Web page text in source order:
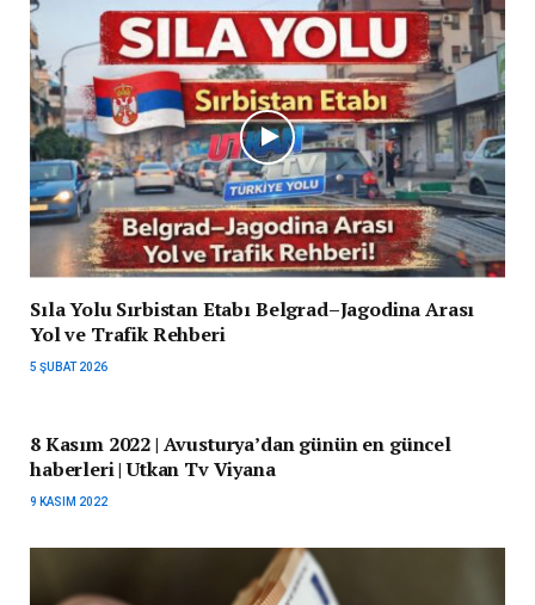
Sıla Yolu Sırbistan Etabı Belgrad–Jagodina Arası
Yol ve Trafik Rehberi
5 ŞUBAT 2026
8 Kasım 2022 | Avusturya’dan günün en güncel
haberleri | Utkan Tv Viyana
9 KASIM 2022